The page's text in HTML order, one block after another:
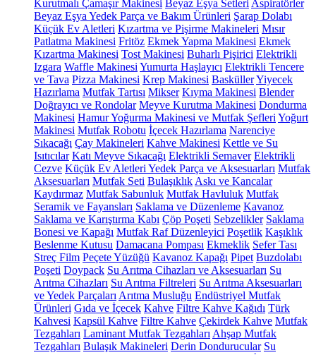
Kurutmalı Çamaşır Makinesi Beyaz Eşya Setleri Aspiratörler
Beyaz Eşya Yedek Parça ve Bakım Ürünleri Şarap Dolabı
Küçük Ev Aletleri Kızartma ve Pişirme Makineleri Mısır
Patlatma Makinesi Fritöz Ekmek Yapma Makinesi Ekmek
Kızartma Makinesi Tost Makinesi Buharlı Pişirici Elektrikli
Izgara Waffle Makinesi Yumurta Haşlayıcı Elektrikli Tencere
ve Tava Pizza Makinesi Krep Makinesi BasküllerYiyecek
Hazırlama Mutfak Tartısı Mikser Kıyma Makinesi Blender
Doğrayıcı ve Rondolar Meyve Kurutma Makinesi Dondurma
Makinesi Hamur Yoğurma Makinesi ve Mutfak Şefleri Yoğurt
Makinesi Mutfak Robotu İçecek Hazırlama Narenciye
Sıkacağı Çay Makineleri Kahve Makinesi Kettle ve Su
Isıtıcılar Katı Meyve Sıkacağı Elektrikli Semaver Elektrikli
Cezve Küçük Ev Aletleri Yedek Parça ve Aksesuarları Mutfak
Aksesuarları Mutfak Seti Bulaşıklık Askı ve Kancalar
Kaydırmaz Mutfak Sabunluk Mutfak Havluluk Mutfak
Seramik ve Fayansları Saklama ve Düzenleme Kavanoz
Saklama ve Karıştırma Kabı Çöp Poşeti Sebzelikler Saklama
Bonesi ve Kapağı Mutfak Raf Düzenleyici Poşetlik Kaşıklık
Beslenme Kutusu Damacana Pompası Ekmeklik Sefer Tası
Streç Film Peçete Yüzüğü Kavanoz Kapağı Pipet Buzdolabı
Poşeti Doypack Su Arıtma Cihazları ve Aksesuarları Su
Arıtma Cihazları Su Arıtma Filtreleri Su Arıtma Aksesuarları
ve Yedek Parçaları Arıtma Musluğu Endüstriyel Mutfak
Ürünleri Gıda ve İçecek Kahve Filtre Kahve Kağıdı Türk
Kahvesi Kapsül Kahve Filtre Kahve Çekirdek Kahve Mutfak
Tezgahları Laminant Mutfak Tezgahları Ahşap Mutfak
Tezgahları Bulaşık Makineleri Derin Dondurucular Su